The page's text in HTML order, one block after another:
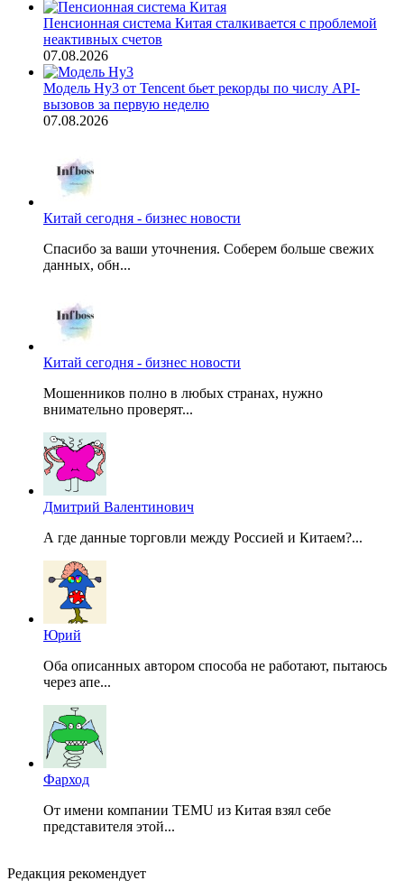
Пенсионная система Китая сталкивается с проблемой
неактивных счетов
07.08.2026
Модель Hy3 от Tencent бьет рекорды по числу API-
вызовов за первую неделю
07.08.2026
Китай сегодня - бизнес новости
Спасибо за ваши уточнения. Соберем больше свежих
данных, обн...
Китай сегодня - бизнес новости
Мошенников полно в любых странах, нужно
внимательно проверят...
Дмитрий Валентинович
А где данные торговли между Россией и Китаем?...
Юрий
Оба описанных автором способа не работают, пытаюсь
через апе...
Фарход
От имени компании TEMU из Китая взял себе
представителя этой...
Редакция рекомендует